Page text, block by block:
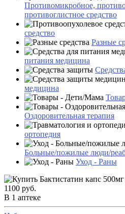
Противомикробное,
противоглистное средство
средство
Разные
питания медицина
медицина
Оздоровительная терапия
ортопедия
Больные/пожилые люди/
Уход - Раны
1100 руб.
В 1 аптеке